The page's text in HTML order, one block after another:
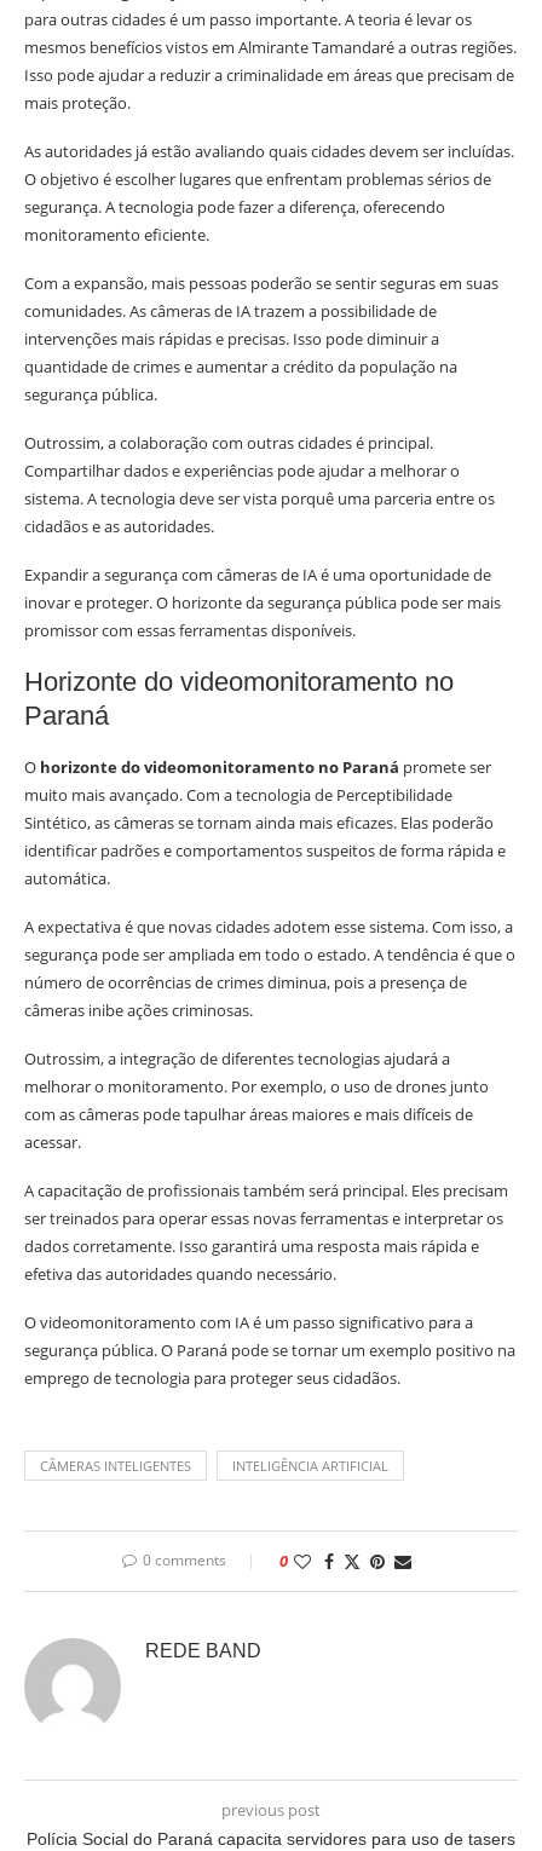
para outras cidades é um passo importante. A teoria é levar os
mesmos benefícios vistos em Almirante Tamandaré a outras regiões.
Isso pode ajudar a reduzir a criminalidade em áreas que precisam de
mais proteção.
As autoridades já estão avaliando quais cidades devem ser incluídas.
O objetivo é escolher lugares que enfrentam problemas sérios de
segurança. A tecnologia pode fazer a diferença, oferecendo
monitoramento eficiente.
Com a expansão, mais pessoas poderão se sentir seguras em suas
comunidades. As câmeras de IA trazem a possibilidade de
intervenções mais rápidas e precisas. Isso pode diminuir a
quantidade de crimes e aumentar a crédito da população na
segurança pública.
Outrossim, a colaboração com outras cidades é principal.
Compartilhar dados e experiências pode ajudar a melhorar o
sistema. A tecnologia deve ser vista porquê uma parceria entre os
cidadãos e as autoridades.
Expandir a segurança com câmeras de IA é uma oportunidade de
inovar e proteger. O horizonte da segurança pública pode ser mais
promissor com essas ferramentas disponíveis.
Horizonte do videomonitoramento no
Paraná
O horizonte do videomonitoramento no Paraná promete ser
muito mais avançado. Com a tecnologia de Perceptibilidade
Sintético, as câmeras se tornam ainda mais eficazes. Elas poderão
identificar padrões e comportamentos suspeitos de forma rápida e
automática.
A expectativa é que novas cidades adotem esse sistema. Com isso, a
segurança pode ser ampliada em todo o estado. A tendência é que o
número de ocorrências de crimes diminua, pois a presença de
câmeras inibe ações criminosas.
Outrossim, a integração de diferentes tecnologias ajudará a
melhorar o monitoramento. Por exemplo, o uso de drones junto
com as câmeras pode tapulhar áreas maiores e mais difíceis de
acessar.
A capacitação de profissionais também será principal. Eles precisam
ser treinados para operar essas novas ferramentas e interpretar os
dados corretamente. Isso garantirá uma resposta mais rápida e
efetiva das autoridades quando necessário.
O videomonitoramento com IA é um passo significativo para a
segurança pública. O Paraná pode se tornar um exemplo positivo na
emprego de tecnologia para proteger seus cidadãos.
CÂMERAS INTELIGENTES INTELIGÊNCIA ARTIFICIAL
0 comments 0
REDE BAND
previous post
Polícia Social do Paraná capacita servidores para uso de tasers